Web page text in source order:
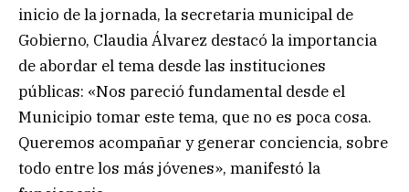
inicio de la jornada, la secretaria municipal de
Gobierno, Claudia Álvarez destacó la importancia
de abordar el tema desde las instituciones
públicas: «Nos pareció fundamental desde el
Municipio tomar este tema, que no es poca cosa.
Queremos acompañar y generar conciencia, sobre
todo entre los más jóvenes», manifestó la